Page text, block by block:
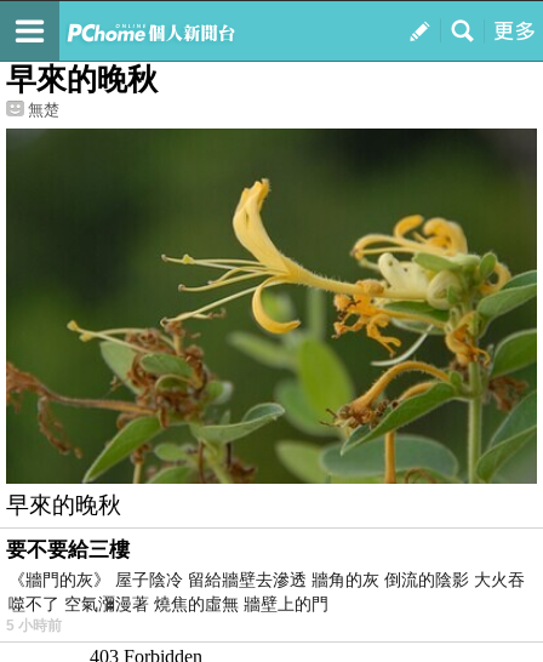
我的
最新文章
早來的晚秋
無楚
早來的晚秋
要不要給三樓
《牆門的灰》 屋子陰冷 留給牆壁去滲透 牆角的灰 倒流的陰影 大火吞
噬不了 空氣瀰漫著 燒焦的虛無 牆壁上的門
5 小時前